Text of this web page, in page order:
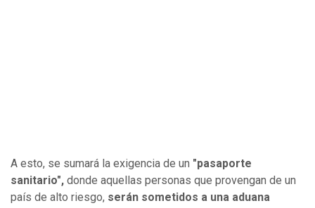
A esto, se sumará la exigencia de un "pasaporte
sanitario", donde aquellas personas que provengan de un
país de alto riesgo, serán sometidos a una aduana